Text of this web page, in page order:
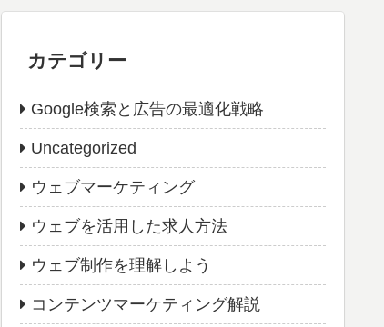
カテゴリー
Google検索と広告の最適化戦略
Uncategorized
ウェブマーケティング
ウェブを活用した求人方法
ウェブ制作を理解しよう
コンテンツマーケティング解説